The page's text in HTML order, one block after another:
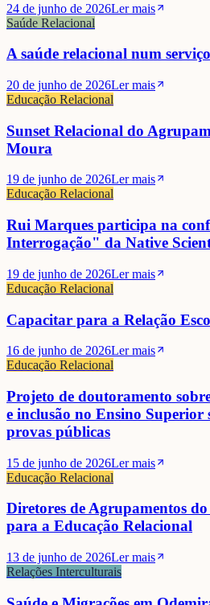
24 de junho de 2026Ler mais
Saúde Relacional
A saúde relacional num
20 de junho de 2026Ler mais
Educação Relacional
Sunset Relacional do
Moura
19 de junho de 2026Ler mais
Educação Relacional
Rui Marques participa na
Interrogação" da Native
19 de junho de 2026Ler mais
Educação Relacional
Capacitar para a Relação
16 de junho de 2026Ler mais
Educação Relacional
Projeto de doutoramento
e inclusão no Ensino Superior
provas públicas
15 de junho de 2026Ler mais
Educação Relacional
Diretores de Agrupamentos
para a Educação Relacional
13 de junho de 2026Ler mais
Relações Interculturais